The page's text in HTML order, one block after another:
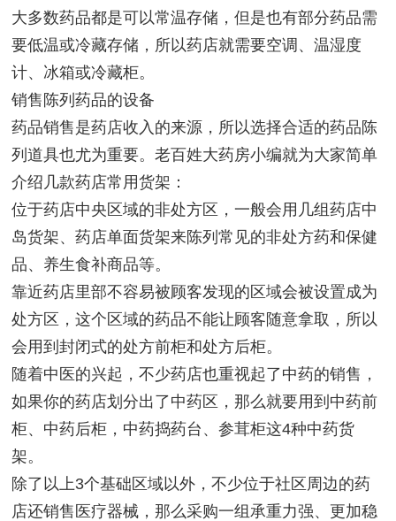
大多数药品都是可以常温存储，但是也有部分药品需
要低温或冷藏存储，所以药店就需要空调、温湿度
计、冰箱或冷藏柜。
销售陈列药品的设备
药品销售是药店收入的来源，所以选择合适的药品陈
列道具也尤为重要。老百姓大药房小编就为大家简单
介绍几款药店常用货架：
位于药店中央区域的非处方区，一般会用几组药店中
岛货架、药店单面货架来陈列常见的非处方药和保健
品、养生食补商品等。
靠近药店里部不容易被顾客发现的区域会被设置成为
处方区，这个区域的药品不能让顾客随意拿取，所以
会用到封闭式的处方前柜和处方后柜。
随着中医的兴起，不少药店也重视起了中药的销售，
如果你的药店划分出了中药区，那么就要用到中药前
柜、中药后柜，中药捣药台、参茸柜这4种中药货
架。
除了以上3个基础区域以外，不少位于社区周边的药
店还销售医疗器械，那么采购一组承重力强、更加稳